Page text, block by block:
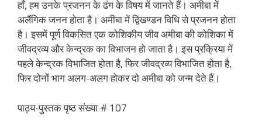
हाँ, हम उनके प्रजनन के ढंग के विषय में जानते हैं। अमीबा में
अलैंगिक जनन होता है। अमीबा में द्विखण्डन विधि से प्रजनन होता
है। इसमें पूर्ण विकसित एक कोशिकीय जीव अमीबा की कोशिका में
जीवद्रव्य और केन्द्रक का विभाजन हो जाता है। इस प्रक्रिया में
पहले केन्द्रक विभाजित होता है, फिर जीवद्रव्य विभाजित होता है,
फिर दोनों भाग अलग-अलग होकर दो अमीबा को जन्म देते हैं।
पाठ्य-पुस्तक पृष्ठ संख्या # 107